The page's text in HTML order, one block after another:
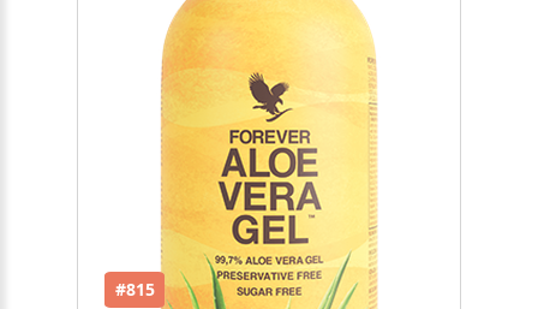
#815